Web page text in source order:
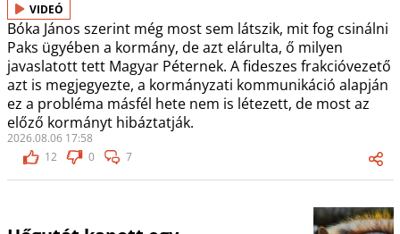
VIDEÓ
Bóka János szerint még most sem látszik, mit fog csinálni
Paks ügyében a kormány, de azt elárulta, ő milyen
javaslatott tett Magyar Péternek. A fideszes frakcióvezető
azt is megjegyezte, a kormányzati kommunikáció alapján
ez a probléma másfél hete nem is létezett, de most az
előző kormányt hibáztatják.
2026.08.06 17:58
12
0 7